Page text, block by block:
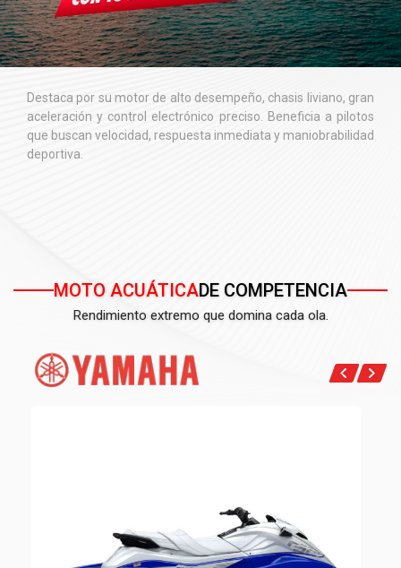
Destaca por su motor de alto desempeño, chasis liviano, gran
aceleración y control electrónico preciso. Beneficia a pilotos
que buscan velocidad, respuesta inmediata y maniobrabilidad
deportiva.
MOTO ACUÁTICADE COMPETENCIA
Rendimiento extremo que domina cada ola.